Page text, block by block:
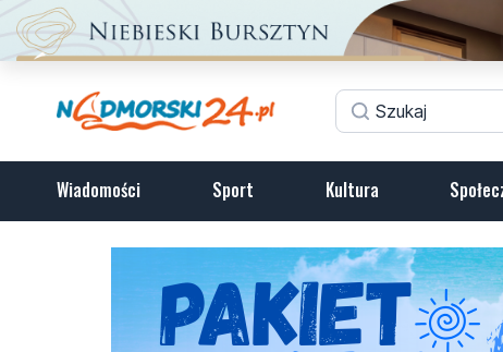
Wiadomości Sport Kultura